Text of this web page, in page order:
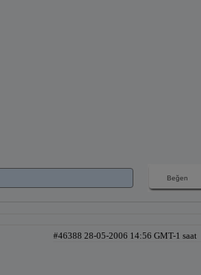
#46388 28-05-2006 14:56 GMT-1 saat